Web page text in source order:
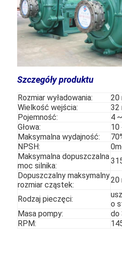
Dom
Produkty
Filmy
Pokaz VR
O nas
Szczegóły produktu
Rozmiar wyładowania:
20
Wielkość wejścia:
32
Pojemność:
4
Głowa:
10
Maksymalna wydajność:
NPSH:
Maksymalna dopuszczalna
moc silnika:
Dopuszczalny maksymalny
rozmiar cząstek:
20
Rodzaj pieczęci:
o
Masa pompy:
do
RPM: